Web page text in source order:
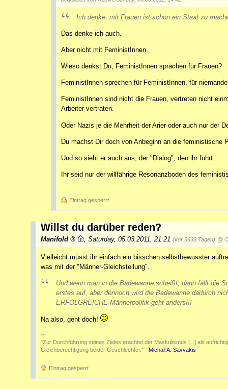
Ich denke, mit Frauen ist schon ein Staat zu
Das denke ich auch.
Aber nicht mit FeministInnen.
Wieso denkst Du, FeministInnen sprächen für Frauen?
FeministInnen sprechen für FeministInnen, für
FeministInnen sind nicht die Frauen, vertreten nicht
Arbeiter vertraten.
Oder Nazis je die Mehrheit der Arier oder auch nur der
Du machst Dir doch von Anbeginn an die feministische
Und so sieht er auch aus, der "Dialog", den ihr führt.
Ihr seid nur der willfährige Resonanzboden des
Eintrag gesperrt
Willst du darüber reden?
Manifold , Saturday, 05.03.2011, 21:21 (vor 5633 Tagen) @
Vielleicht müsst ihr einfach ein bisschen selbstbewusster
was mit der "Männer-Gleichstellung".
Und wenn man in die Badewanne scheißt, dann fällt die
erstes auf, aber dennoch wird die Badewanne dadurch
ERFOLGREICHE Männerpolitik geht anders!!!
Na also, geht doch!
--
"Zur Durchführung seines Zieles erachtet der Maskulismus [...] als
Gleichberechtigung beider Geschlechter." - Michail A. Savvakis
Eintrag gesperrt